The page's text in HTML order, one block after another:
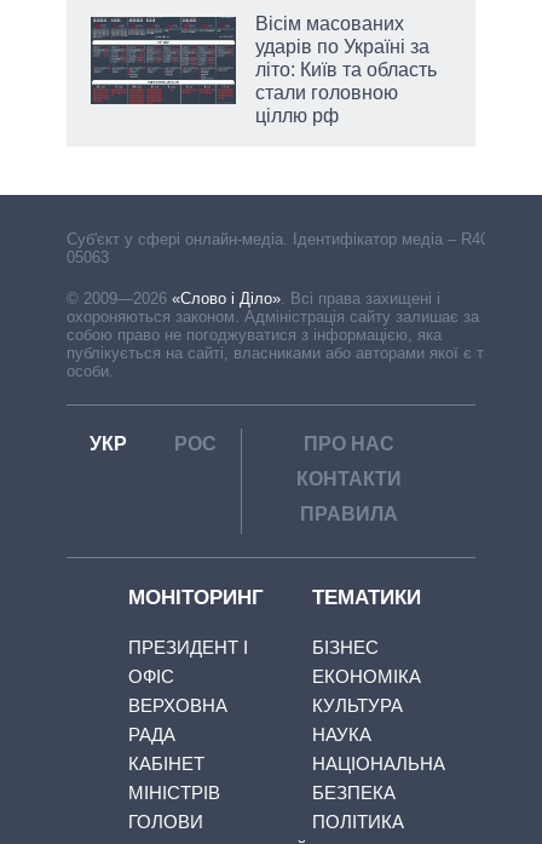
Вісім масованих
ударів по Україні за
літо: Київ та область
стали головною
ціллю рф
Cуб'єкт у сфері онлайн-медіа. Ідентифікатор медіа – R40-
05063
© 2009—2026 «Слово і Діло». Всі права захищені і
охороняються законом. Адміністрація сайту залишає за
собою право не погоджуватися з інформацією, яка
публікується на сайті, власниками або авторами якої є треті
особи.
УКР РОС
ПРО НАС
КОНТАКТИ
ПРАВИЛА
МОНІТОРИНГ
ПРЕЗИДЕНТ І
ОФІС
ВЕРХОВНА
РАДА
КАБІНЕТ
МІНІСТРІВ
ГОЛОВИ
ТЕМАТИКИ
БІЗНЕС
ЕКОНОМІКА
КУЛЬТУРА
НАУКА
НАЦІОНАЛЬНА
БЕЗПЕКА
ПОЛІТИКА